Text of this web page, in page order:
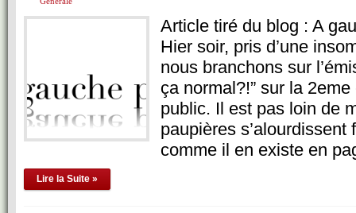
Article tiré du blog : A
Hier soir, pris d’une
nous branchons sur
ça normal?!” sur la
public. Il est pas loin de
paupières
comme il en existe en
Lire la Suite »